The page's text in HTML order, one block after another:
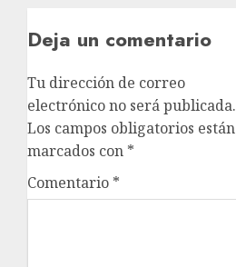
Deja un comentario
Tu dirección de correo
electrónico no será publicada.
Los campos obligatorios están
marcados con *
Comentario *